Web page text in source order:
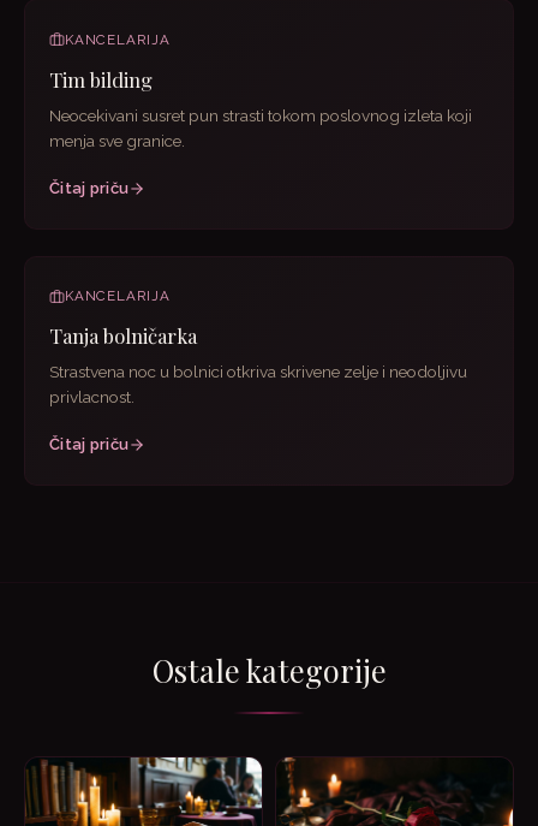
KANCELARIJA
Tim bilding
Neocekivani susret pun strasti tokom poslovnog izleta koji
menja sve granice.
Čitaj priču
KANCELARIJA
Tanja bolničarka
Strastvena noc u bolnici otkriva skrivene zelje i neodoljivu
privlacnost.
Čitaj priču
Ostale kategorije